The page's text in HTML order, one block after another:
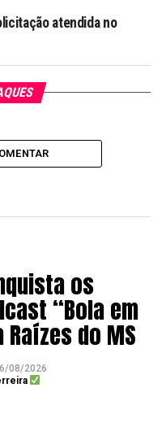
atendida no
os
“Bola em
do MS
08/2026